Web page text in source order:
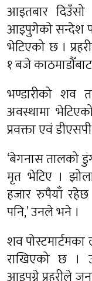
आइतबार
आइपुगेको सन्देश
भेटिएको छ ।
१ बजे
भण्डारीको शव
अवस्थामा
प्रवक्ता एवं
‘बेगनास तालको
मृत भेटिए ।
हजार रुपैयाँ
पनि,’ उनले भने ।
शव पोस्टमार्टमका
राखिएको छ ।